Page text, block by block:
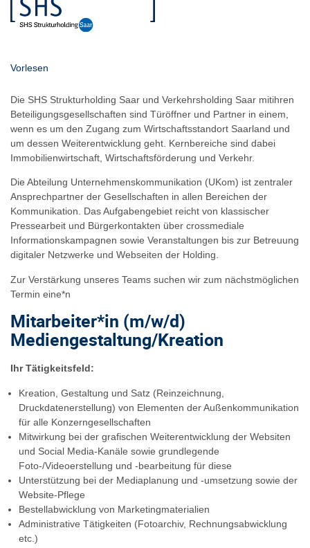
Vorlesen
Die SHS Strukturholding Saar und Verkehrsholding Saar mitihren
Beteiligungsgesellschaften sind Türöffner und Partner in einem,
wenn es um den Zugang zum Wirtschaftsstandort Saarland und
um dessen Weiterentwicklung geht. Kernbereiche sind dabei
Immobilienwirtschaft, Wirtschaftsförderung und Verkehr.
Die Abteilung Unternehmenskommunikation (UKom) ist zentraler
Ansprechpartner der Gesellschaften in allen Bereichen der
Kommunikation. Das Aufgabengebiet reicht von klassischer
Pressearbeit und Bürgerkontakten über crossmediale
Informationskampagnen sowie Veranstaltungen bis zur Betreuung
digitaler Netzwerke und Webseiten der Holding.
Zur Verstärkung unseres Teams suchen wir zum nächstmöglichen
Termin eine*n
Mitarbeiter*in (m/w/d)
Mediengestaltung/Kreation
Ihr Tätigkeitsfeld:
Kreation, Gestaltung und Satz (Reinzeichnung,
Druckdatenerstellung) von Elementen der Außenkommunikation
für alle Konzerngesellschaften
Mitwirkung bei der grafischen Weiterentwicklung der Websiten
und Social Media-Kanäle sowie grundlegende
Foto-/Videoerstellung und -bearbeitung für diese
Unterstützung bei der Mediaplanung und -umsetzung sowie der
Website-Pflege
Bestellabwicklung von Marketingmaterialien
Administrative Tätigkeiten (Fotoarchiv, Rechnungsabwicklung
etc.)